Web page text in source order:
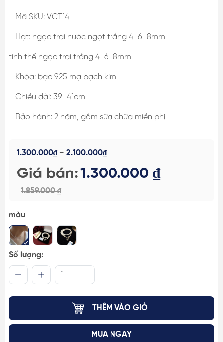
- Mã SKU: VCT14
- Hạt: ngọc trai nước ngọt trắng 4-6-8mm
tinh thể ngọc trai trắng 4-6-8mm
- Khóa: bạc 925 mạ bạch kim
- Chiều dài: 39-41cm
- Bảo hành: 2 năm, gồm sữa chữa miền phí
1.300.000₫~ 2.100.000₫
Giá bán:1.300.000 ₫
1.859.000 ₫
màu
Số lượng:
THÊM VÀO GIỎ
MUA NGAY